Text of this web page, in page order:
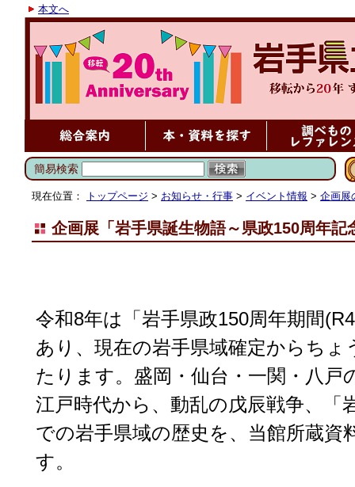
本文へ
簡易検索
現在位置： トップページ > お知らせ・行事 > イベント情報 > 企画展
企画展「岩手県誕生物語～県政150周年記
令和8年は「岩手県政150周年期間
あり、現在の岩手県域確定からちょ
たります。盛岡・仙台・一関・八戸
江戸時代から、動乱の戊辰戦争、「
での岩手県域の歴史を、当館所蔵資
す。